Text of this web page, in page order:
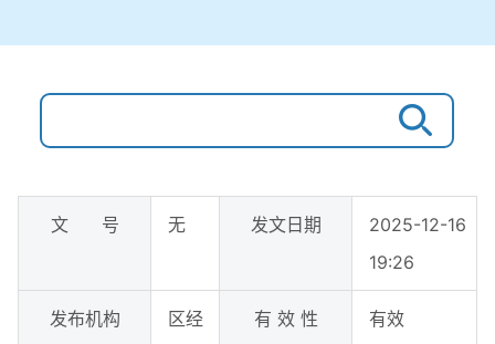
文 号 无 发文日期
2025-12-16
19:26
发布机构
区经
有 效 性 有效